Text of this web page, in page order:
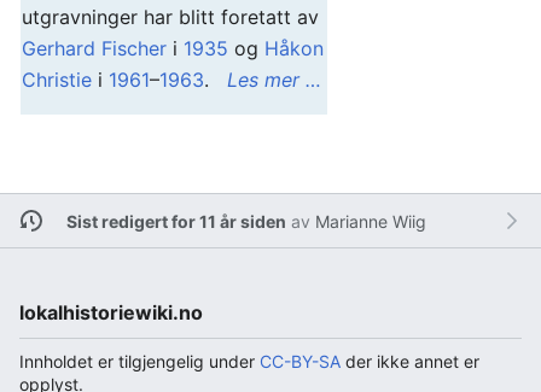
utgravninger har blitt foretatt av
Gerhard Fischer i 1935 og Håkon
Christie i 1961–1963. Les mer …
Sist redigert for 11 år siden av Marianne Wiig
lokalhistoriewiki.no
Innholdet er tilgjengelig under CC-BY-SA der ikke annet er
opplyst.